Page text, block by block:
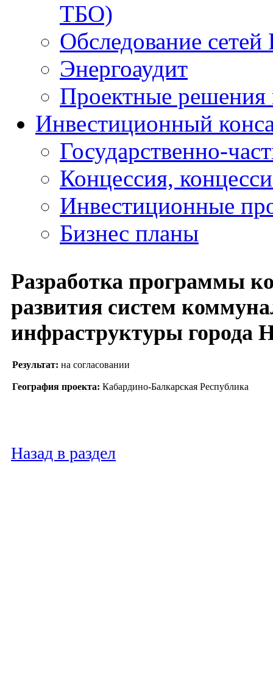
ТБО)
Обследование
Энергоаудит
Проектные решения
Инвестиционный
Государственно-
Концессия,
Инвестиционные
Бизнес планы
Разработка программы
развития систем
инфраструктуры города
Результат: на согласовании
География проекта: Кабардино-Балкарская Республика
Назад в раздел